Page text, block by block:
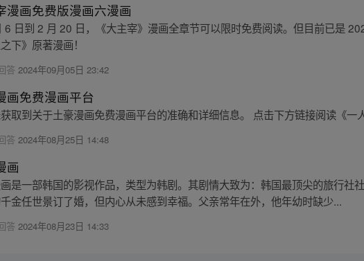
漫画免费版漫画六漫画
6 日到 2 月 20 日，《大主宰》漫画全章节可以限时免费阅读。但目前已是
下》原著漫画！
答 2024年09月05日 23:42
画免费漫画平台
取到关于土豪漫画免费漫画平台的准确和详细信息。 点击下方链接阅读《一
答 2024年08月25日 14:48
画
是一部韩国的影视作品，类型为韩剧。其剧情大致为：韩国最顶尖的旅行社
金任世景订了婚，但内心从未感到幸福。父亲常年在外，他年幼时缺少...
答2024年08月23日 14:33